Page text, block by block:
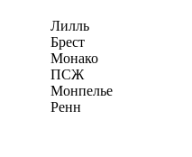
Лилль
Брест
Монако
ПСЖ
Монпелье
Ренн